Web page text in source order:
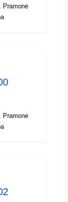
Pramonė
Pramonė